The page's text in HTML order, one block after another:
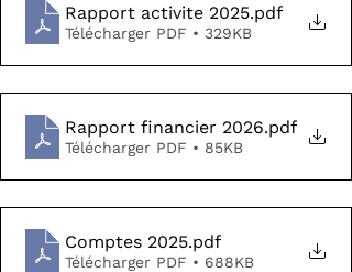
Rapport activite 2025.pdf
Télécharger PDF • 329KB
Rapport financier 2026.pdf
Télécharger PDF • 85KB
Comptes 2025.pdf
Télécharger PDF • 688KB